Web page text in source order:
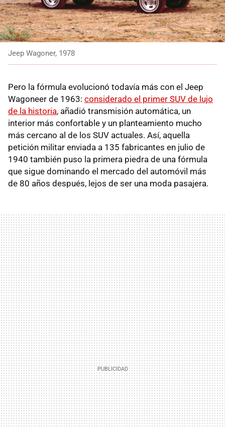
Jeep Wagoner, 1978
Pero la fórmula evolucionó todavía más con el Jeep
Wagoneer de 1963: considerado el primer SUV de lujo
de la historia, añadió transmisión automática, un
interior más confortable y un planteamiento mucho
más cercano al de los SUV actuales. Así, aquella
petición militar enviada a 135 fabricantes en julio de
1940 también puso la primera piedra de una fórmula
que sigue dominando el mercado del automóvil más
de 80 años después, lejos de ser una moda pasajera.